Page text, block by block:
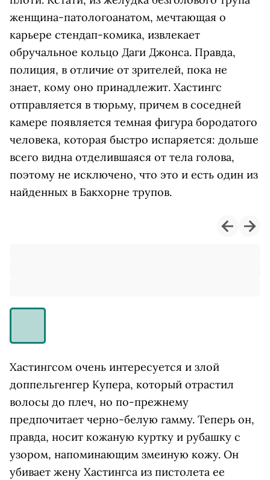
женщина-патологоанатом, мечтающая о
карьере стендап-комика, извлекает
обручальное кольцо Даги Джонса. Правда,
полиция, в отличие от зрителей, пока не
знает, кому оно принадлежит. Хастингс
отправляется в тюрьму, причем в соседней
камере появляется темная фигура бородатого
человека, которая быстро испаряется: дольше
всего видна отделившаяся от тела голова,
поэтому не исключено, что это и есть один из
найденных в Бакхорне трупов.
Хастингсом очень интересуется и злой
доппельгенгер Купера, который отрастил
волосы до плеч, но по-прежнему
предпочитает черно-белую гамму. Теперь он,
правда, носит кожаную куртку и рубашку с
узором, напоминающим змеиную кожу. Он
убивает жену Хастингса из пистолета ее